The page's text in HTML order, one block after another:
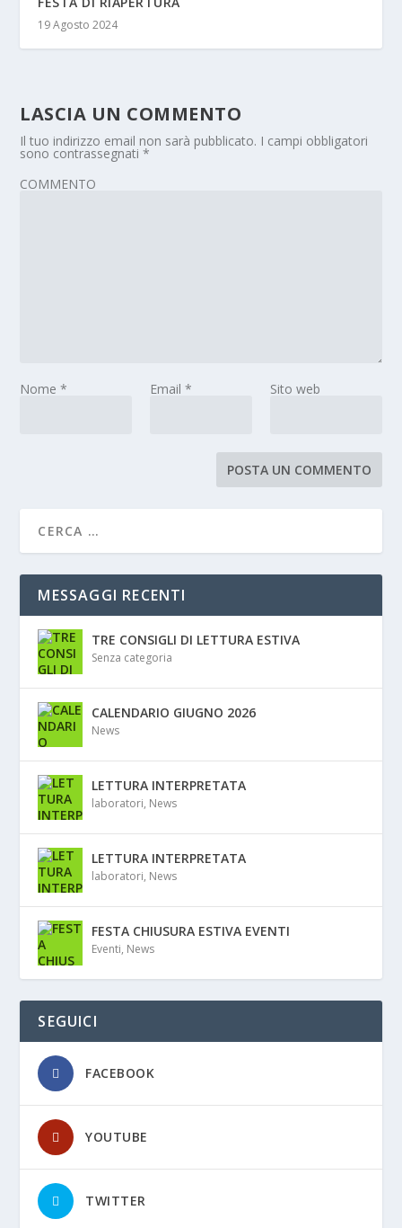
19 Agosto 2024
LASCIA UN COMMENTO
Il tuo indirizzo email non sarà pubblicato. I campi obbligatori
sono contrassegnati*
COMMENTO
Nome* Email * Sito web
MESSAGGI RECENTI
TRE CONSIGLI DI LETTURA ESTIVA
Senza categoria
CALENDARIO GIUGNO 2026
News
LETTURA INTERPRETATA
laboratori, News
LETTURA INTERPRETATA
laboratori, News
FESTA CHIUSURA ESTIVA EVENTI
Eventi, News
SEGUICI
FACEBOOK
YOUTUBE
TWITTER